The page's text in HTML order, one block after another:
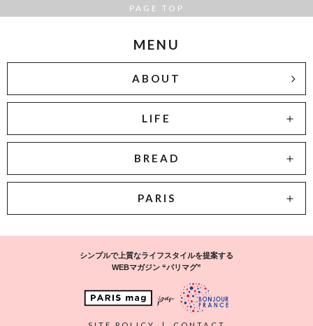
PAGE TOP
MENU
ABOUT
LIFE
BREAD
PARIS
シンプルで上質なライフスタイルを提案する
WEBマガジン “パリマグ”